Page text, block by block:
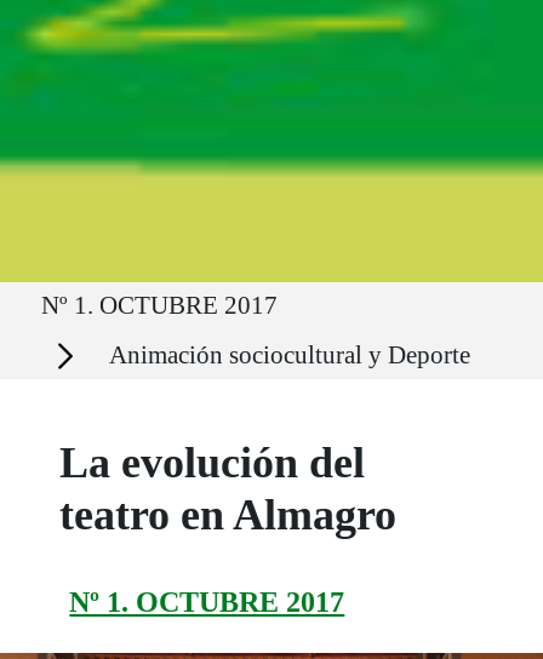
Ruta del sitio
Nº 1. OCTUBRE 2017
Secciones Animación sociocultural y Deporte
La evolución del
teatro en Almagro
Nº 1. OCTUBRE 2017